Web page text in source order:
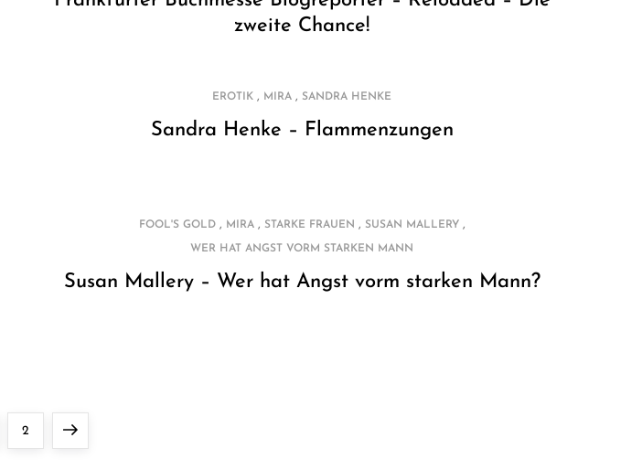
zweite Chance!
EROTIK , MIRA , SANDRA HENKE
Sandra Henke – Flammenzungen
FOOL'S GOLD, MIRA, STARKE FRAUEN , SUSAN MALLERY,
WER HAT ANGST VORM STARKEN MANN
Susan Mallery – Wer hat Angst vorm starken Mann?
Page
2 Next